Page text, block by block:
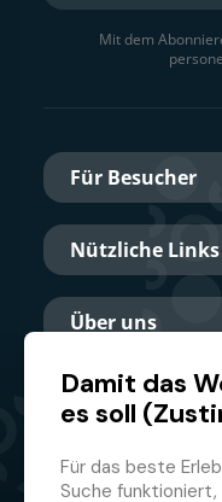
Mit dem
Für Besucher
Nützliche Links
Über uns
Damit das
es soll
Für das beste
Suche funktioniert,